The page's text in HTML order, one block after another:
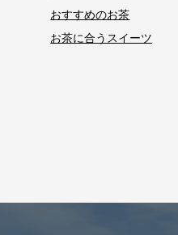
おすすめのお茶
お茶に合うスイーツ